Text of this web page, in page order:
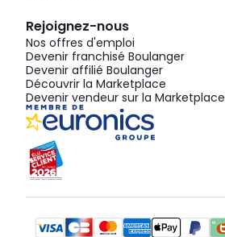
Rejoignez-nous
Nos offres d'emploi
Devenir franchisé Boulanger
Devenir affilié Boulanger
Découvrir la Marketplace
Devenir vendeur sur la Marketplace